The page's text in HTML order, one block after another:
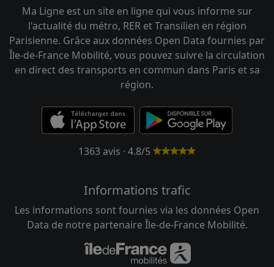
Ma Ligne est un site en ligne qui vous informe sur
l'actualité du métro, RER et Transilien en région
Parisienne. Grâce aux données Open Data fournies par
Île-de-France Mobilité, vous pouvez suivre la circulation
en direct des transports en commun dans Paris et sa
région.
1363 avis · 4.8/5
Informations trafic
Les informations sont fournies via les données Open
Data de notre partenaire Île-de-France Mobilité.